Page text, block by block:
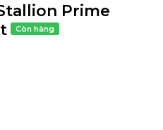
Prime